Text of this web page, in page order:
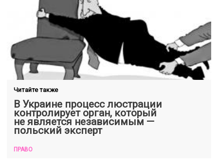
Читайте также
В Украине процесс люстрации
контролирует орган, который
не является независимым —
польский эксперт
ПРАВО